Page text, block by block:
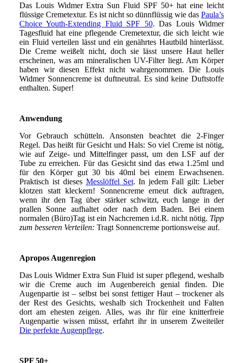
Das Louis Widmer Extra Sun Fluid SPF 50+ hat eine leicht
flüssige Cremetextur. Es ist nicht so dünnflüssig wie das Paula’s
Choice Youth-Extending Fluid SPF 50. Das Louis Widmer
Tagesfluid hat eine pflegende Cremetextur, die sich leicht wie
ein Fluid verteilen lässt und ein genährtes Hautbild hinterlässt.
Die Creme weißelt nicht, doch sie lässt unsere Haut heller
erscheinen, was am mineralischen UV-Filter liegt. Am Körper
haben wir diesen Effekt nicht wahrgenommen. Die Louis
Widmer Sonnencreme ist duftneutral. Es sind keine Duftstoffe
enthalten. Super!
Anwendung
Vor Gebrauch schütteln. Ansonsten beachtet die 2-Finger
Regel. Das heißt für Gesicht und Hals: So viel Creme ist nötig,
wie auf Zeige- und Mittelfinger passt, um den LSF auf der
Tube zu erreichen. Für das Gesicht sind das etwa 1.25ml und
für den Körper gut 30 bis 40ml bei einem Erwachsenen.
Praktisch ist dieses Messlöffel Set. In jedem Fall gilt: Lieber
klotzen statt kleckern! Sonnencreme erneut dick auftragen,
wenn ihr den Tag über stärker schwitzt, euch lange in der
prallen Sonne aufhaltet oder nach dem Baden. Bei einem
normalen (Büro)Tag ist ein Nachcremen i.d.R. nicht nötig. Tipp
zum besseren Verteilen: Tragt Sonnencreme portionsweise auf.
Apropos Augenregion
Das Louis Widmer Extra Sun Fluid ist super pflegend, weshalb
wir die Creme auch im Augenbereich genial finden. Die
Augenpartie ist – selbst bei sonst fettiger Haut – trockener als
der Rest des Gesichts, weshalb sich Trockenheit und Falten
dort am ehesten zeigen. Alles, was ihr für eine knitterfreie
Augenpartie wissen müsst, erfahrt ihr in unserem Zweiteiler
Die perfekte Augenpflege.
SPF 50+